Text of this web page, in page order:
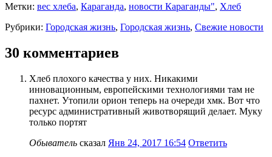
Метки: вес хлеба, Караганда, новости Караганды", Хлеб
Рубрики: Городская жизнь, Городская жизнь, Свежие новости
30 комментариев
Хлеб плохого качества у них. Никакими
инновационным, европейскими технологиями там не
пахнет. Утопили орион теперь на очереди хмк. Вот что
ресурс административный животворящий делает. Муку
только портят
Обыватель сказал Янв 24, 2017 16:54 Ответить